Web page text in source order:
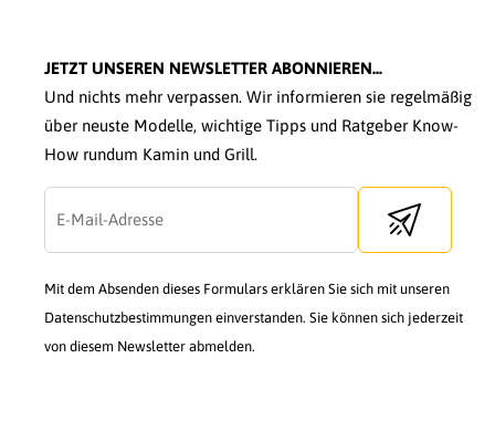
JETZT UNSEREN NEWSLETTER ABONNIEREN...
Und nichts mehr verpassen. Wir informieren sie regelmäßig
über neuste Modelle, wichtige Tipps und Ratgeber Know-
How rundum Kamin und Grill.
Send
Mit dem Absenden dieses Formulars erklären Sie sich mit unseren
Datenschutzbestimmungen einverstanden. Sie können sich jederzeit
von diesem Newsletter abmelden.